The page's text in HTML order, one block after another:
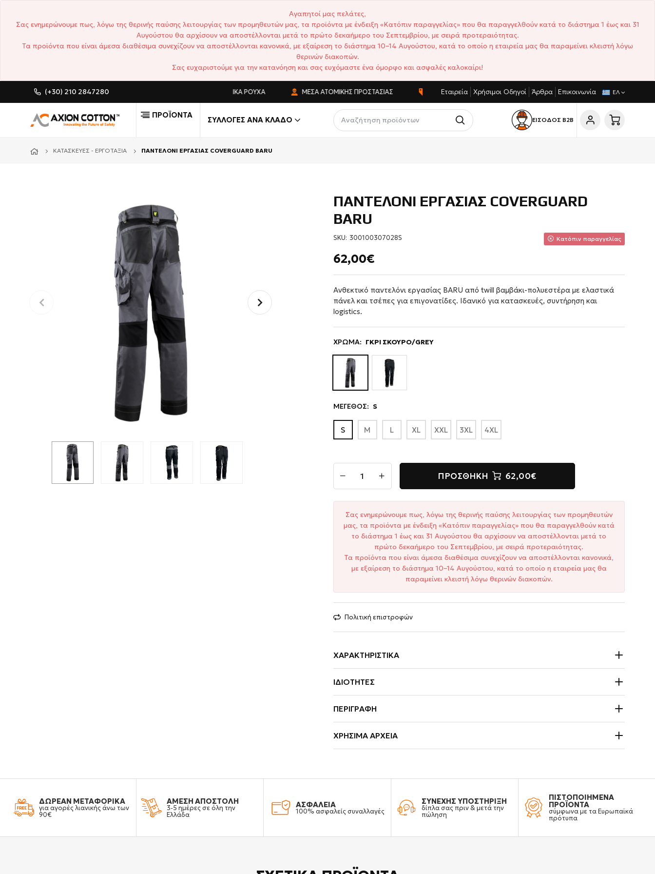
Αγαπητοί μας πελάτες,
Σας ενημερώνουμε πως, λόγω της θερινής παύσης λειτουργίας των προμηθευτών μας, τα προϊόντα με ένδειξη «Κατόπιν παραγγελίας» που θα παραγγελθούν κατά το διάστημα 1 έως και 31
Αυγούστου θα αρχίσουν να αποστέλλονται μετά το πρώτο δεκαήμερο του Σεπτεμβρίου, με σειρά προτεραιότητας.
Τα προϊόντα που είναι άμεσα διαθέσιμα συνεχίζουν να αποστέλλονται κανονικά, με εξαίρεση το διάστημα 10–14 Αυγούστου, κατά το οποίο η εταιρεία μας θα παραμείνει κλειστή λόγω
θερινών διακοπών.
Σας ευχαριστούμε για την κατανόηση και σας ευχόμαστε ένα όμορφο και ασφαλές καλοκαίρι!
(+30) 210 2847280 CUSTOM MADE ΕΠΑΓΓΕΛΜΑΤΙΚΆ ΡΟΎΧΑ ΜΈΣΑ ΑΤΟΜΙΚΉΣ ΠΡΟΣΤΑΣΊΑΣ ΑΝΤΑΓΩΝΙΣΤΙΚΈΣ ΤΙΜΈΣ ΣΎΝΤΟΜΟΙ ΧΡΌΝΟΙ ΠΑΡΆΔΟΣΗΣ
Εταιρεία Χρήσιμοι Οδηγοί Άρθρα Επικοινωνία ΕΛ
ΠΡΟΪΟΝΤΑ
ΣΥΛΛΟΓΈΣ ΑΝΆ ΚΛΆΔΟ ΕΙΣΟΔΟΣ Β2Β
ΚΑΤΑΣΚΕΥΈΣ - ΕΡΓΟΤΆΞΙΑ ΠΑΝΤΕΛΟΝΙ ΕΡΓΑΣΙΑΣ COVERGUARD BARU
ΠΑΝΤΕΛΟΝΙ ΕΡΓΑΣΙΑΣ COVERGUARD
BARU
SKU: 300100307028S Κατόπιν παραγγελίας
62,00€
Ανθεκτικό παντελόνι εργασίας BARU από twill βαμβάκι-πολυεστέρα με ελαστικά
πάνελ και τσέπες για επιγονατίδες. Ιδανικό για κατασκευές, συντήρηση και
logistics.
ΧΡΩΜΑ: ΓΚΡΙ ΣΚΟΥΡΟ/GREY
ΜΕΓΕΘΟΣ: S
S M L XL XXL 3XL 4XL
ΠΡΟΣΘΉΚΗ 62,00€
Σας ενημερώνουμε πως, λόγω της θερινής παύσης λειτουργίας των προμηθευτών
μας, τα προϊόντα με ένδειξη «Κατόπιν παραγγελίας» που θα παραγγελθούν κατά
το διάστημα 1 έως και 31 Αυγούστου θα αρχίσουν να αποστέλλονται μετά το
πρώτο δεκαήμερο του Σεπτεμβρίου, με σειρά προτεραιότητας.
Τα προϊόντα που είναι άμεσα διαθέσιμα συνεχίζουν να αποστέλλονται κανονικά,
με εξαίρεση το διάστημα 10–14 Αυγούστου, κατά το οποίο η εταιρεία μας θα
παραμείνει κλειστή λόγω θερινών διακοπών.
Πολιτική επιστροφών
ΧΑΡΑΚΤΗΡΙΣΤΙΚΆ
ΙΔΙΌΤΗΤΕΣ
ΠΕΡΙΓΡΑΦΉ
ΧΡΉΣΙΜΑ ΑΡΧΕΊΑ
ΔΩΡΕΑΝ ΜΕΤΑΦΟΡΙΚΑ
για αγορές λιανικής άνω των
90€
ΑΜΕΣΗ ΑΠΟΣΤΟΛΗ
3-5 ημέρες σε όλη την
Ελλάδα
ΑΣΦΑΛΕΙΑ
100% ασφαλείς συναλλαγές
ΣΥΝΕΧΗΣ ΥΠΟΣΤΗΡΙΞΗ
δίπλα σας πριν & μετά την
πώληση
ΠΙΣΤΟΠΟΙΗΜΕΝΑ
ΠΡΟΪΟΝΤΑ
σύμφωνα με τα Ευρωπαϊκά
πρότυπα